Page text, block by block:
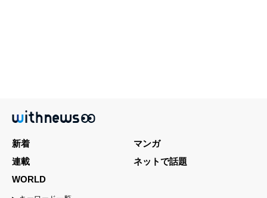
新着
マンガ
連載
ネットで話題
WORLD